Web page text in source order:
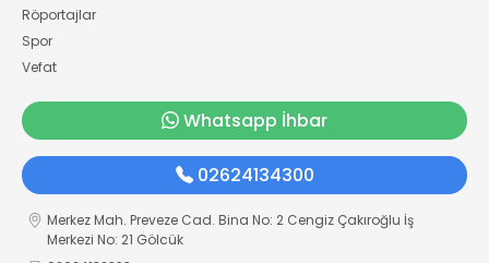
Röportajlar
Spor
Vefat
Whatsapp İhbar
02624134300
Merkez Mah. Preveze Cad. Bina No: 2 Cengiz Çakıroğlu İş
Merkezi No: 21 Gölcük